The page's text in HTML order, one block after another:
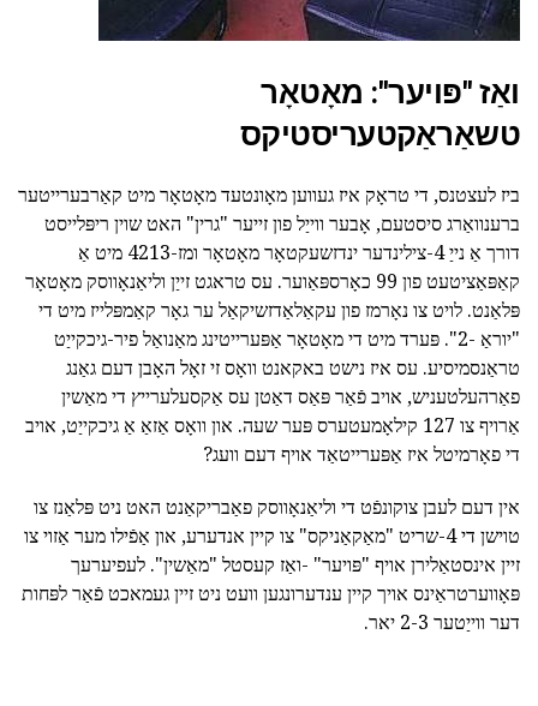
ואַז "פּויער": מאָטאָר
טשאַראַקטעריסטיקס
ביז לעצטנס, די טראָק איז געווען מאָונטעד מאָטאָר מיט קאַרבערייטער
ברענוואַרג סיסטעם, אָבער ווייַל פון זייער "גרין" האט שוין ריפּלייסט
דורך אַ נייַ 4-צילינדער ינדזשעקטאָר מאָטאָר ומז-4213 מיט אַ
קאַפּאַציטעט פון 99 כאָרספּאַוער. עס טראגט זייַן וליאַנאָווסק מאָטאָר
פּלאַנט. לויט צו נאָרמז פון עקאַלאַדזשיקאַל ער גאָר קאַמפּלייז מיט די
"יוראַ -2". פּערד מיט די מאָטאָר אַפּערייטינג מאַנואַל פיר-גיכקייַט
טראַנסמיסיע. עס איז נישט באקאנט וואָס זי זאָל האָבן דעם גאַנג
פאַרהעלטעניש, אויב פֿאַר פּאַס דאַטן עס אַקסעלערייץ די מאַשין
אַרויף צו 127 קילאָמעטערס פּער שעה. און וואָס אַזאַ אַ גיכקייַט, אויב
די פאָרמיטל איז אַפּערייטאַד אויף דעם וועג?
אין דעם לעבן צוקונפֿט די וליאַנאָווסק פאַבריקאַנט האט ניט פּלאַנז צו
טוישן די 4-שריט "מאַקאַניקס" צו קיין אנדערע, און אַפֿילו מער אַזוי צו
זיין אינסטאַלירן אויף "פּויער" -ואַז קעסטל "מאַשין". לעפיערעך
פּאָווערטראַינס אויך קיין ענדערונגען וועט ניט זיין געמאכט פֿאַר לפּחות
דער ווייַטער 2-3 יאר.